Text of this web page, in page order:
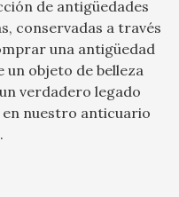
de antigüedades
conservadas a través
una antigüedad
un objeto de belleza
verdadero legado
en nuestro anticuario